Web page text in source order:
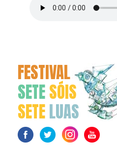
FESTIVAL
SETESÓIS
SETELUAS
FacebookTwitterInstagram